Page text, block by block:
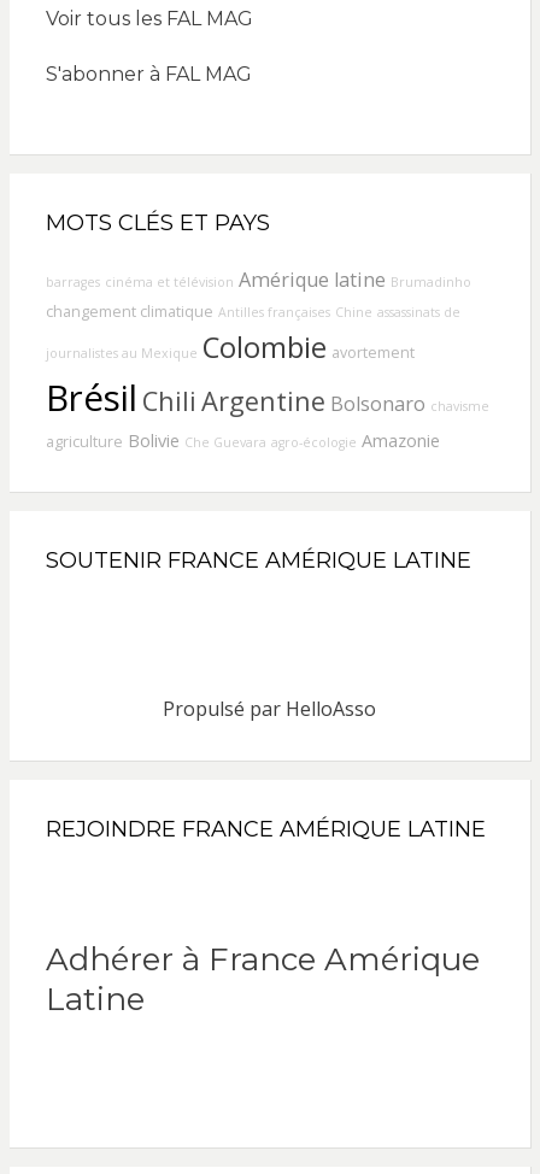
Voir tous les FAL MAG
S'abonner à FAL MAG
MOTS CLÉS ET PAYS
barrages cinéma et télévision Amérique latine Brumadinho
changement climatique Antilles françaises Chine assassinats de
journalistes au Mexique Colombie avortement
Brésil Chili Argentine Bolsonaro chavisme
agriculture Bolivie Che Guevara agro-écologie Amazonie
SOUTENIR FRANCE AMÉRIQUE LATINE
Propulsé par HelloAsso
REJOINDRE FRANCE AMÉRIQUE LATINE
Adhérer à France Amérique
Latine